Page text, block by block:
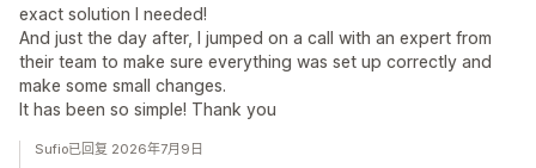
exact solution I needed!
And just the day after, I jumped on a call with an expert from
their team to make sure everything was set up correctly and
make some small changes.
It has been so simple! Thank you
Sufio已回复 2026年7月9日